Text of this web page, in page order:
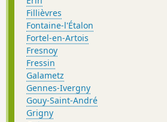
Fillièvres
Fontaine-l'Étalon
Fortel-en-Artois
Fresnoy
Fressin
Galametz
Gennes-Ivergny
Gouy-Saint-André
Grigny